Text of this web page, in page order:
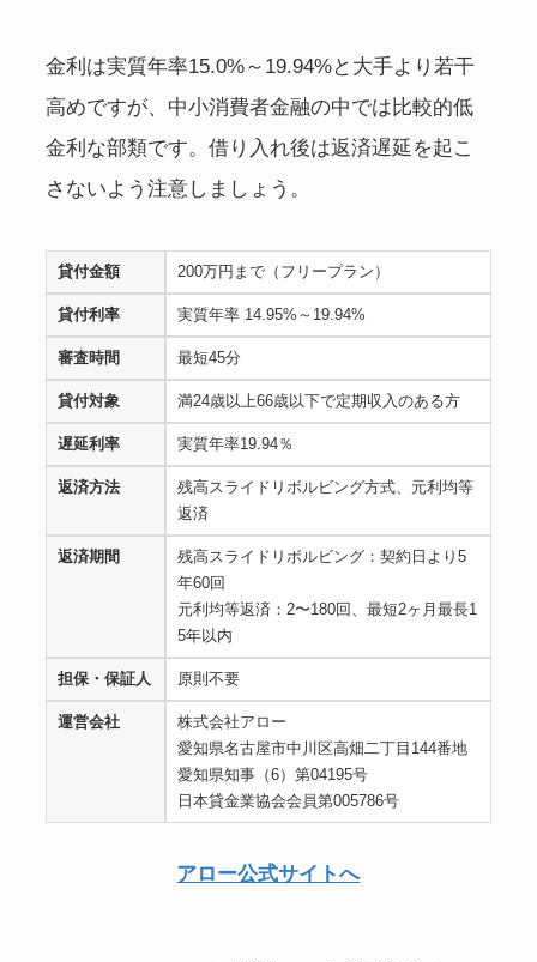
金利は実質年率15.0%～19.94%と大手より若干
高めですが、中小消費者金融の中では比較的低
金利な部類です。借り入れ後は返済遅延を起こ
さないよう注意しましょう。
貸付金額 200万円まで（フリープラン）
貸付利率 実質年率 14.95%～19.94%
審査時間 最短45分
貸付対象 満24歳以上66歳以下で定期収入のある方
遅延利率 実質年率19.94％
返済方法
残高スライドリボルビング方式、元利均等
返済
返済期間
残高スライドリボルビング：契約日より5
年60回
元利均等返済：2〜180回、最短2ヶ月最長1
5年以内
担保・保証人 原則不要
運営会社
株式会社アロー
愛知県名古屋市中川区高畑二丁目144番地
愛知県知事（6）第04195号
日本貸金業協会会員第005786号
アロー公式サイトへ